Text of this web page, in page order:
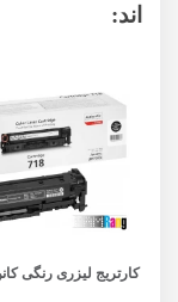
اند:
کارتریج لیزری رنگی کانن 718